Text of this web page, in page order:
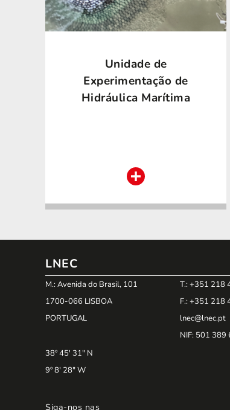
Unidade de
Experimentação de
Hidráulica Marítima
LNEC
M.: Avenida do Brasil, 101
1700-066 LISBOA
PORTUGAL
38º 45' 31" N
9º 8' 28" W
T.: +351 218
F.: +351 218
lnec@lnec.pt
NIF: 501 389
Siga-nos nas